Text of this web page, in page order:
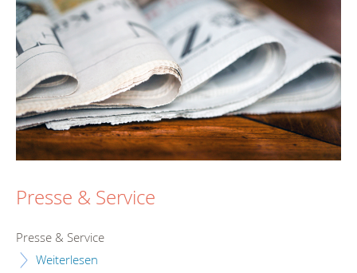
Presse & Service
Presse & Service
Weiterlesen